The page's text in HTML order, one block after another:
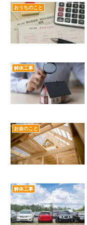
おうちのこと
解体工事
お金のこと
解体工事